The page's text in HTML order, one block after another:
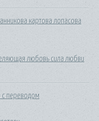
картова лопасова
любовь сила любви
с переводом